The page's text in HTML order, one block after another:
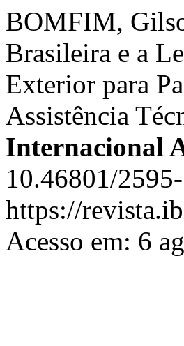
BOMFIM,
Brasileira e a
Exterior para
Assistência
Internacional
10.46801/
https://
Acesso em: 6